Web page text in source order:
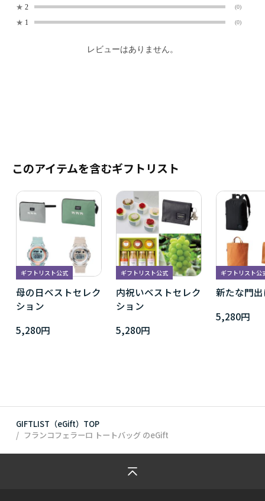
★ 2 (0)
★ 1 (0)
レビューはありません。
このアイテムを含むギフトリスト
ギフトリスト公式
母の日ベストセレク
ション
5,280円
ギフトリスト公式
内祝いベストセレク
ション
5,280円
ギフトリスト公
新たな門
5,280円
GIFTLIST（eGift）TOP
フランコフェラーロ トートバッグのeGift